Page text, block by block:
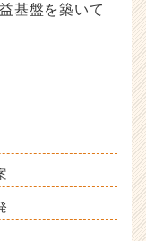
基盤を築いて